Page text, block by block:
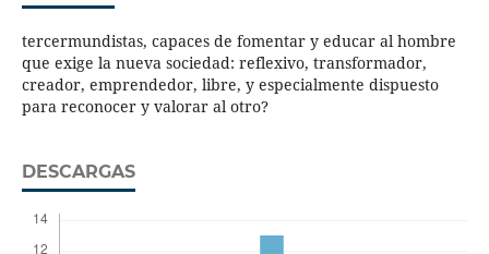
tercermundistas, capaces de fomentar y educar al hombre
que exige la nueva sociedad: reflexivo, transformador,
creador, emprendedor, libre, y especialmente dispuesto
para reconocer y valorar al otro?
DESCARGAS